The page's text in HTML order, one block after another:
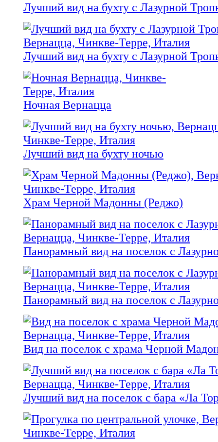
Лучший вид на бухту с Лазурной
Лучший вид на бухту с Лазурной
Ночная Вернацца
Лучший вид на бухту ночью
Храм Черной Мадонны (Реджо)
Панорамный вид на поселок с
Панорамный вид на поселок с
Вид на поселок с храма Черной
Лучший вид на поселок с бара «Ла